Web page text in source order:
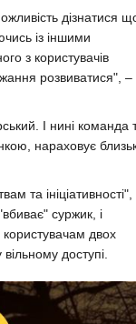
дізнатися
із іншими
з користувачів
розвиватися", –
І нині команда
нараховує
та ініціативності",
суржик, і
двох
доступі.